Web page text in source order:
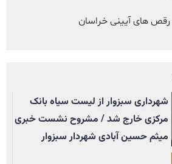
های آیینی خراسان
شهرداری سبزوار از لیست سیاه بانک
مرکزی خارج شد / مشروح نشست خبری
میثم حسین آبادی شهردار سبزوار